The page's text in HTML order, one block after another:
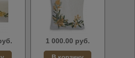
1 000.00 руб.